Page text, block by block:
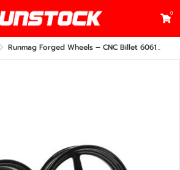
0
Runmag Forged Wheels – CNC Billet 6061-T6 Aluminum for Harley-Davidson